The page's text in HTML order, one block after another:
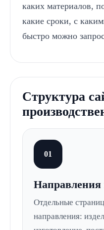
каких материалов,
какие сроки, с
быстро можно
Структура
01
Направления
Отдельные
направления: